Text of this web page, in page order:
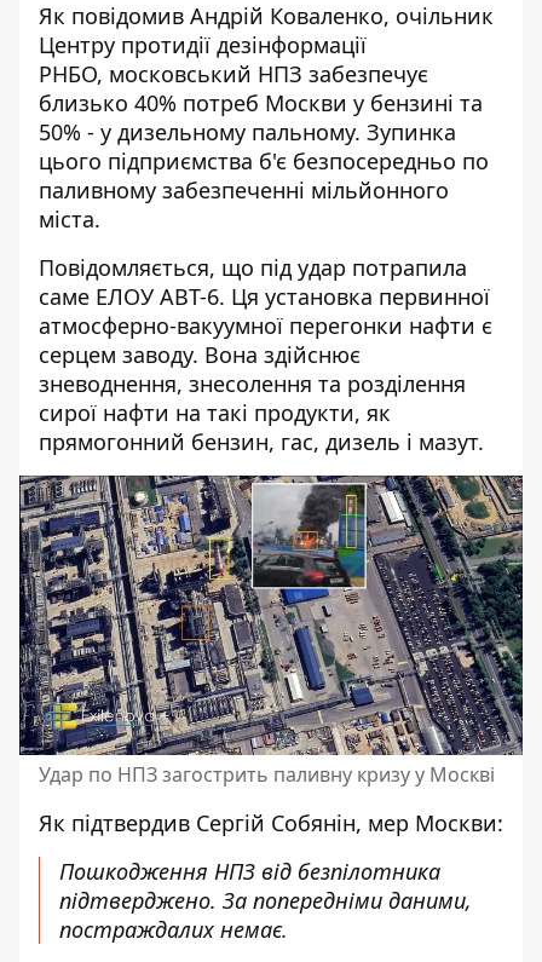
Як повідомив Андрій Коваленко, очільник
Центру протидії дезінформації
РНБО, московський НПЗ забезпечує
близько 40% потреб Москви у бензині та
50% - у дизельному пальному. Зупинка
цього підприємства б'є безпосередньо по
паливному забезпеченні мільйонного
міста.
Повідомляється, що під удар потрапила
саме ЕЛОУ АВТ-6. Ця установка первинної
атмосферно-вакуумної перегонки нафти є
серцем заводу. Вона здійснює
зневоднення, знесолення та розділення
сирої нафти на такі продукти, як
прямогонний бензин, гас, дизель і мазут.
Удар по НПЗ загострить паливну кризу у Москві
Як підтвердив Сергій Собянін, мер Москви:
Пошкодження НПЗ від безпілотника
підтверджено. За попередніми даними,
постраждалих немає.